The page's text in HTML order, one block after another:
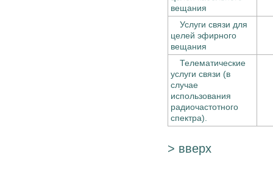
вещания
Услуги связи для
целей эфирного
вещания
Телематические
услуги связи (в
случае
использования
радиочастотного
спектра).
> вверх